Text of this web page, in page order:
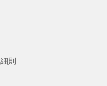
則